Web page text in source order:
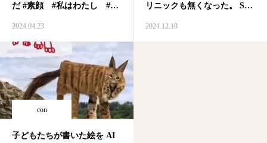
だ #素顔 #私はわたし #ジ
#realface #smile #gender #武
藤ひめ #綺麗に輝く
2024.04.23
リニックも無くなった。 SNS
ニックも… 今の脱毛クリニ
2024.12.10
con
子どもたちが書いた絵を AI